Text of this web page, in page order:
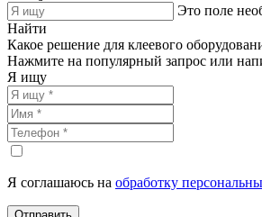
Это поле
Найти
Какое решение для клеевого
Нажмите на популярный запрос или
Я ищу
Я соглашаюсь на обработку